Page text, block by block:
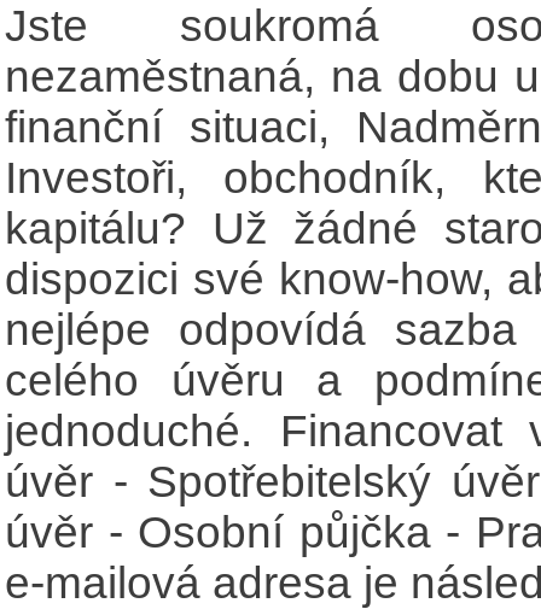
Jste soukromá
nezaměstnaná, na dobu
finanční situaci,
Investoři, obchodník,
kapitálu? Už žádné
dispozici své know-how,
nejlépe odpovídá
celého úvěru a
jednoduché.
úvěr - Spotřebitelský
úvěr - Osobní půjčka -
e-mailová adresa je